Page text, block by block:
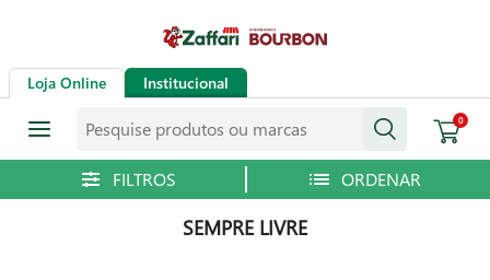
Loja Online Institucional
0
SEMPRE LIVRE